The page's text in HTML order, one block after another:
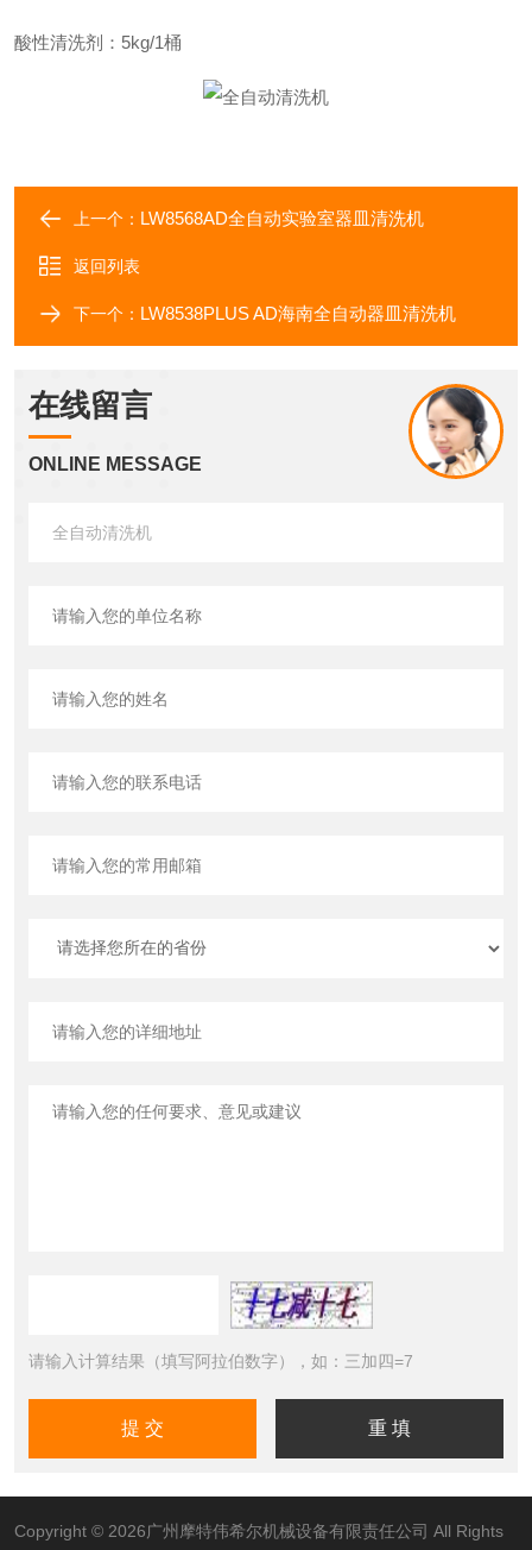
酸性清洗剂： 5kg/1桶
上一个： LW8568AD全自动实验室器皿清洗机
返回列表
下一个： LW8538PLUS AD海南全自动器皿清洗机
在线留言
ONLINE MESSAGE
请输入计算结果（填写阿拉伯数字），如：三加四=7
Copyright © 2026广州摩特伟希尔机械设备有限责任公司 All Rights